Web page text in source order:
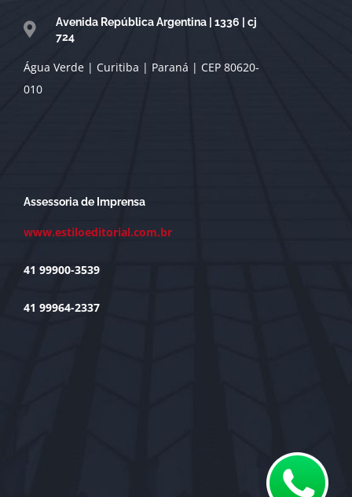
Avenida República Argentina | 1336 | cj
724
Água Verde | Curitiba | Paraná | CEP 80620-
010
Assessoria de Imprensa
www.estiloeditorial.com.br
41 99900-3539
41 99964-2337